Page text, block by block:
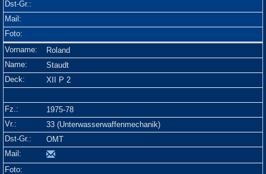
Roland
Staudt
XII P 2
1975-78
33 (Unterwasserwaffenmechanik)
OMT